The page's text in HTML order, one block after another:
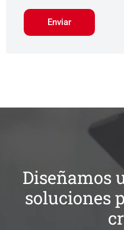
Enviar
Diseñamos
soluciones